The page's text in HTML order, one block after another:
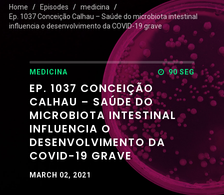
Home Episodes
medicina
Ep. 1037 Conceição Calhau – Saúde do microbiota intestinal
influencia o desenvolvimento da COVID-19 grave
MEDICINA 90 SEG
EP. 1037 CONCEIÇÃO
CALHAU – SAÚDE DO
MICROBIOTA INTESTINAL
INFLUENCIA O
DESENVOLVIMENTO DA
COVID-19 GRAVE
MARCH 02, 2021